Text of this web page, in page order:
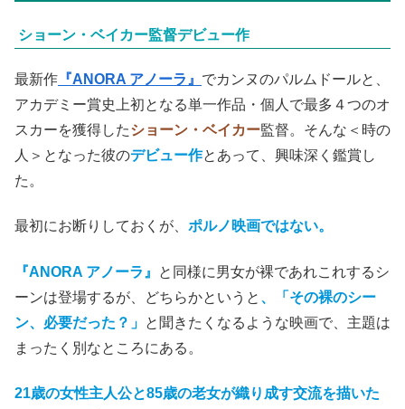
ショーン・ベイカー監督デビュー作
最新作 『ANORA アノーラ』 でカンヌのパルムドールと、
アカデミー賞史上初となる単一作品・個人で最多４つのオ
スカーを獲得したショーン・ベイカー監督。そんな＜時の
人＞となった彼のデビュー作とあって、興味深く鑑賞し
た。
最初にお断りしておくが、 ポルノ映画ではない。
『ANORA アノーラ』
と同様に男女が裸であれこれするシ
ーンは登場するが、どちらかというと 、「その裸のシー
ン、必要だった？」 と聞きたくなるような映画で、主題は
まったく別なところにある。
21歳の女性主人公と85歳の老女が織り成す交流を描いた